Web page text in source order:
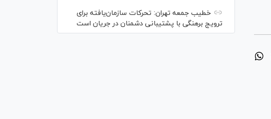
خطیب جمعه تهران: تحرکات سازمان‌یافته برای
ترویج برهنگی با پشتیبانی دشمنان در جریان است